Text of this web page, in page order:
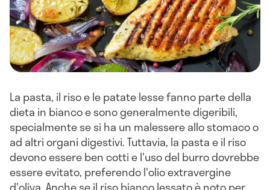
La pasta, il riso e le patate lesse fanno parte della
dieta in bianco e sono generalmente digeribili,
specialmente se si ha un malessere allo stomaco o
ad altri organi digestivi. Tuttavia, la pasta e il riso
devono essere ben cotti e l'uso del burro dovrebbe
essere evitato, preferendo l'olio extravergine